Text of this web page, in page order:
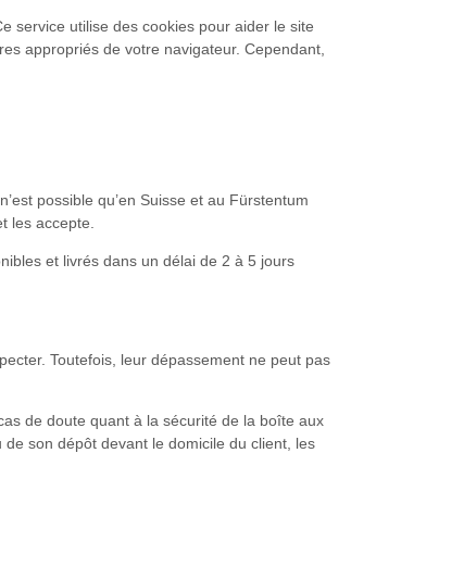
service utilise des cookies pour aider le site
appropriés de votre navigateur. Cependant,
possible qu’en Suisse et au Fürstentum
les accepte.
et livrés dans un délai de 2 à 5 jours
Toutefois, leur dépassement ne peut pas
de doute quant à la sécurité de la boîte aux
son dépôt devant le domicile du client, les